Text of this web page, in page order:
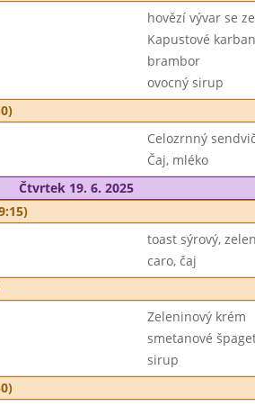
hovězí vývar se
Kapustové
brambor
ovocný sirup
Celozrnný
Čaj, mléko
Čtvrtek 19. 6. 2025
toast sýrový,
caro, čaj
Zeleninový krém
smetanové
sirup